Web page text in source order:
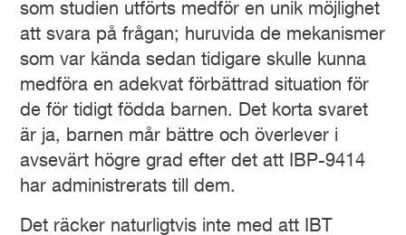
som studien utförts medför en unik möjlighet
att svara på frågan; huruvida de mekanismer
som var kända sedan tidigare skulle kunna
medföra en adekvat förbättrad situation för
de för tidigt födda barnen. Det korta svaret
är ja, barnen mår bättre och överlever i
avsevärt högre grad efter det att IBP-9414
har administrerats till dem.
Det räcker naturligtvis inte med att IBT